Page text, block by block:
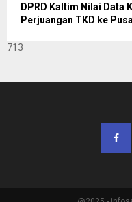
DPRD Kaltim Nilai Data
Perjuangan TKD ke
713